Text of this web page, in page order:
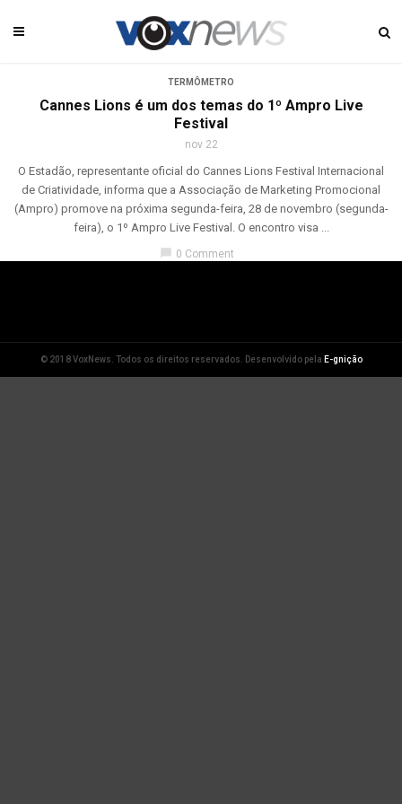
TERMÔMETRO
Cannes Lions é um dos temas do 1º Ampro Live
Festival
nov 22
O Estadão, representante oficial do Cannes Lions Festival Internacional
de Criatividade, informa que a Associação de Marketing Promocional
(Ampro) promove na próxima segunda-feira, 28 de novembro (segunda-
feira), o 1º Ampro Live Festival. O encontro visa ...
chat_bubble 0 Comment
© 2018 VoxNews. Todos os direitos reservados. Desenvolvido pela E-gnição